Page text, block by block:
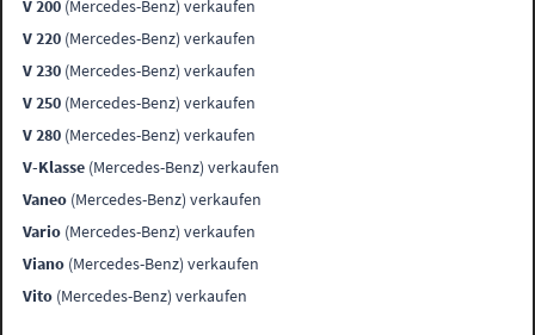
V 200 (Mercedes-Benz) verkaufen
V 220 (Mercedes-Benz) verkaufen
V 230 (Mercedes-Benz) verkaufen
V 250 (Mercedes-Benz) verkaufen
V 280 (Mercedes-Benz) verkaufen
V-Klasse (Mercedes-Benz) verkaufen
Vaneo (Mercedes-Benz) verkaufen
Vario (Mercedes-Benz) verkaufen
Viano (Mercedes-Benz) verkaufen
Vito (Mercedes-Benz) verkaufen